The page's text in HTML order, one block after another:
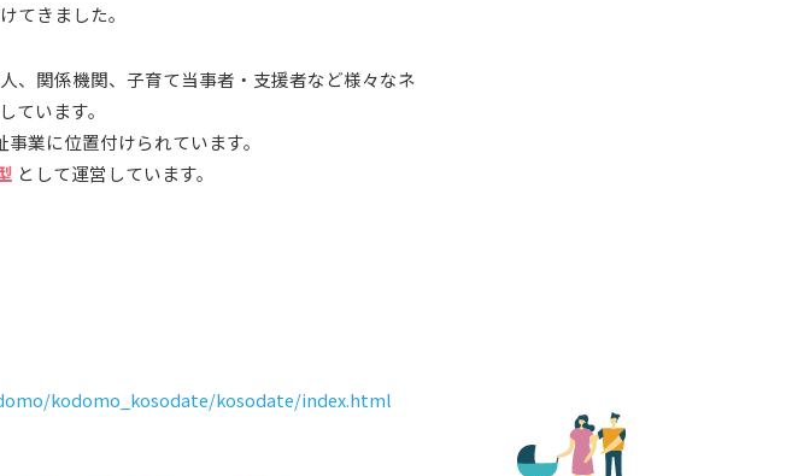
てきました。
、関係機関、子育て当事者・支援者など様々なネ
ています。
業に位置付けられています。
として運営しています。
kodomo_kosodate/kosodate/index.html